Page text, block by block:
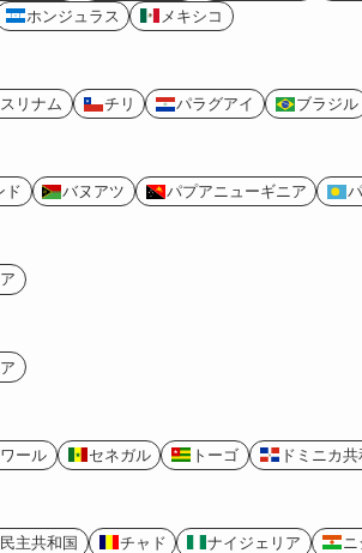
ホンジュラス メキシコ
スリナム チリ パラグアイ ブラジル
ド バヌアツ パプアニューギニア
ール セネガル トーゴ ドミニカ共
主共和国 チャド ナイジェリア